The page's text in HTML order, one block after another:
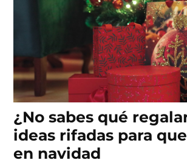
¿No sabes qué
ideas rifadas para
en navidad